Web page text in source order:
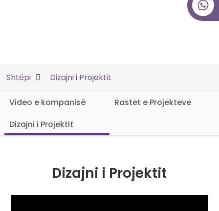
Shtëpi Dizajni i Projektit
Video e kompanisë
Rastet e Projekteve
Dizajni i Projektit
Dizajni i Projektit